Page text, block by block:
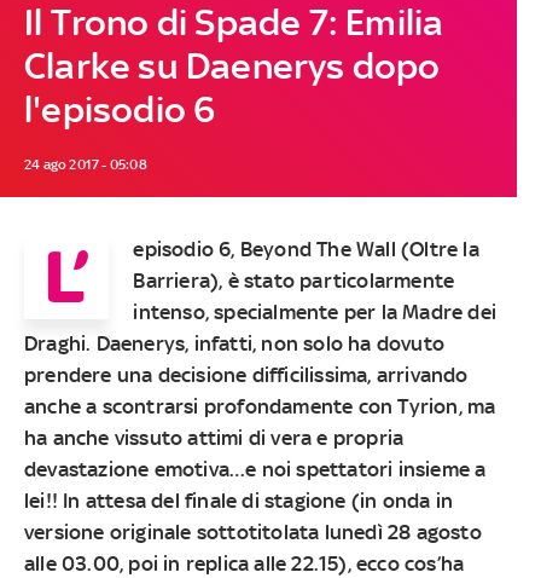
Il Trono di Spade 7: Emilia
Clarke su Daenerys dopo
l'episodio 6
24 ago 2017 - 05:08
L’
episodio 6, Beyond The Wall (Oltre la
Barriera), è stato particolarmente
intenso, specialmente per la Madre dei
Draghi. Daenerys, infatti, non solo ha dovuto
prendere una decisione difficilissima, arrivando
anche a scontrarsi profondamente con Tyrion, ma
ha anche vissuto attimi di vera e propria
devastazione emotiva…e noi spettatori insieme a
lei!! In attesa del finale di stagione (in onda in
versione originale sottotitolata lunedì 28 agosto
alle 03.00, poi in replica alle 22.15), ecco cos’ha